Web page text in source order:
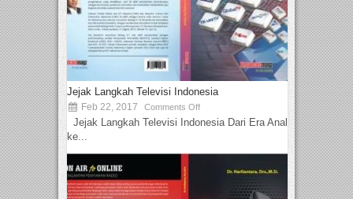
Jejak Langkah Televisi Indonesia
Feb 22, 2017 Comments Off
Jejak Langkah Televisi Indonesia Dari Era Analog
ke...